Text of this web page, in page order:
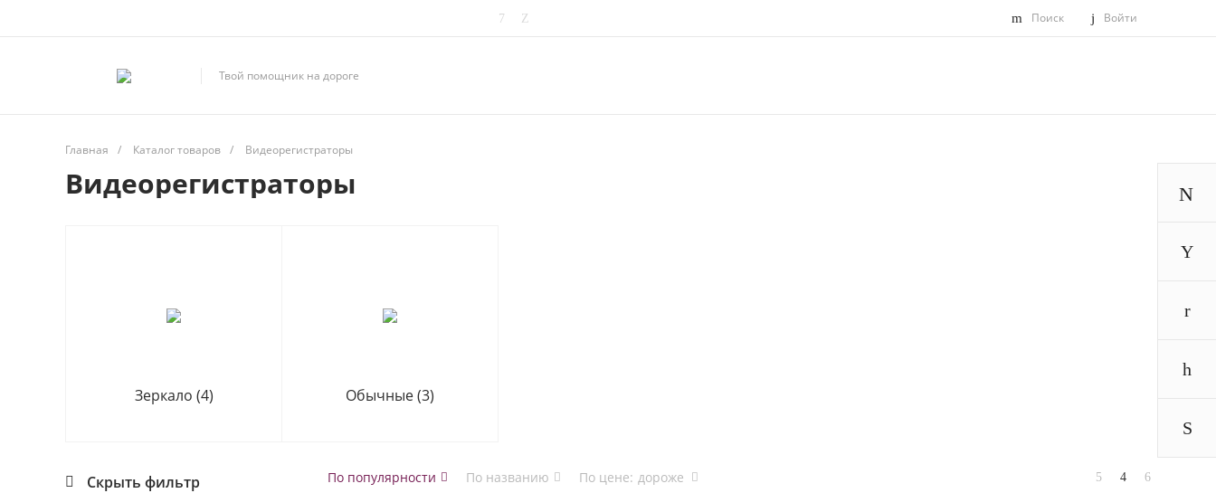
Поиск Войти
Твой помощник на дороге
Главная / Каталог товаров / Видеорегистраторы
Видеорегистраторы
Зеркало (4) Обычные(3)
Скрыть фильтр По популярности По названию По цене: дороже